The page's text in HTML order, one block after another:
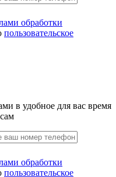
обработки
пользовательское
в удобное для вас время
обработки
пользовательское